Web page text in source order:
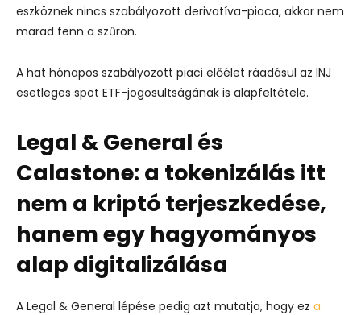
eszköznek nincs szabályozott derivatíva-piaca, akkor nem
marad fenn a szűrön.
A hat hónapos szabályozott piaci előélet ráadásul az INJ
esetleges spot ETF-jogosultságának is alapfeltétele.
Legal & General és
Calastone: a tokenizálás itt
nem a kriptó terjeszkedése,
hanem egy hagyományos
alap digitalizálása
A Legal & General lépése pedig azt mutatja, hogy ez a